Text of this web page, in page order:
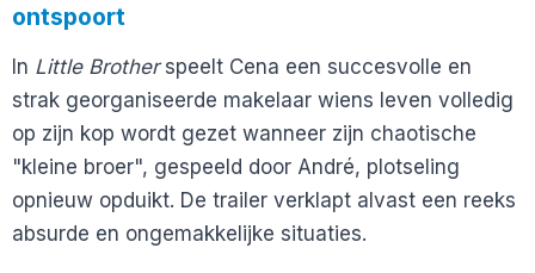
ontspoort
In Little Brotherspeelt Cena een succesvolle en
strak georganiseerde makelaar wiens leven volledig
op zijn kop wordt gezet wanneer zijn chaotische
"kleine broer", gespeeld door André, plotseling
opnieuw opduikt. De trailer verklapt alvast een reeks
absurde en ongemakkelijke situaties.